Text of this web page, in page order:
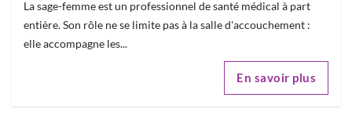
La sage-femme est un professionnel de santé médical à part
entière. Son rôle ne se limite pas à la salle d'accouchement :
elle accompagne les...
En savoir plus